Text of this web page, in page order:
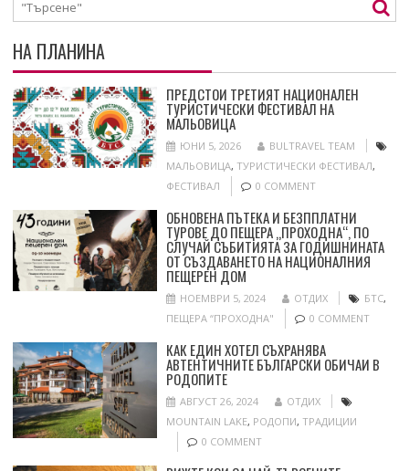
НА ПЛАНИНА
ПРЕДСТОИ ТРЕТИЯТ НАЦИОНАЛЕН
ТУРИСТИЧЕСКИ ФЕСТИВАЛ НА
МАЛЬОВИЦА
ЮНИ 5, 2026
BULTRAVEL TEAM
МАЛЬОВИЦА, ТУРИСТИЧЕСКИ ФЕСТИВАЛ,
ФЕСТИВАЛ
0 COMMENT
ОБНОВЕНА ПЪТЕКА И БЕЗППЛАТНИ
ТУРОВЕ ДО ПЕЩЕРА „ПРОХОДНА“, ПО
СЛУЧАЙ СЪБИТИЯТА ЗА ГОДИШНИНАТА
ОТ СЪЗДАВАНЕТО НА НАЦИОНАЛНИЯ
ПЕЩЕРЕН ДОМ
НОЕМВРИ 5, 2024 ОТДИХ БТС,
ПЕЩЕРА “ПРОХОДНА"
0 COMMENT
КАК ЕДИН ХОТЕЛ СЪХРАНЯВА
АВТЕНТИЧНИТЕ БЪЛГАРСКИ ОБИЧАИ В
РОДОПИТЕ
АВГУСТ 26, 2024
ОТДИХ
MOUNTAIN LAKE, РОДОПИ, ТРАДИЦИИ
0 COMMENT